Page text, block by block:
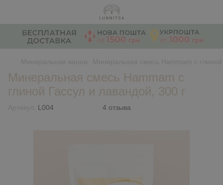
Минеральная смесь Hammam с
глиной Гассул и лавандой, 300 г
L004 4 отзыва